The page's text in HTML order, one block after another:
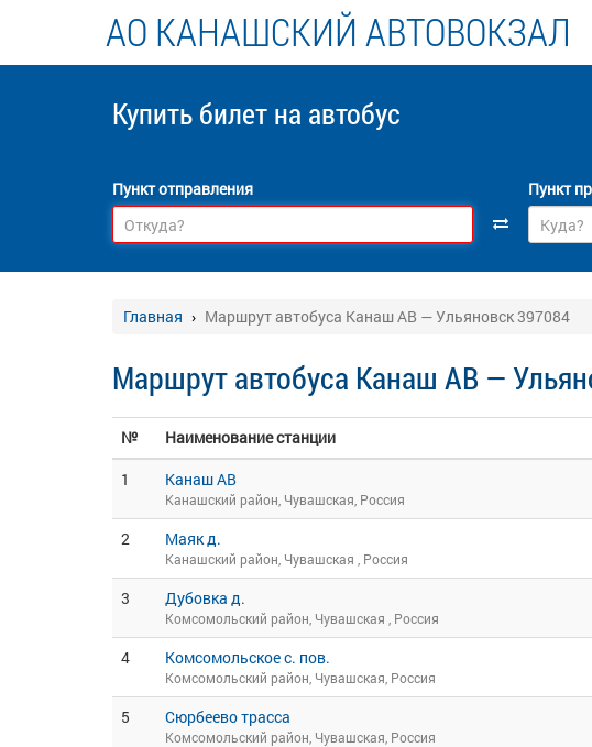
АО КАНАШСКИЙ АВТОВОКЗАЛ
Купить билет на автобус
Пункт отправления Пункт
Главная Маршрут автобуса Канаш АВ — Ульяновск 397084
Маршрут автобуса Канаш АВ —
№ Наименование станции
1
Канаш АВ
Канашский район, Чувашская, Россия
2 Маяк д.
Канашский район, Чувашская , Россия
3 Дубовка д.
Комсомольский район, Чувашская , Россия
4 Комсомольское с. пов.
Комсомольский район, Чувашская, Россия
5 Сюрбеево трасса
Комсомольский район, Чувашская, Россия